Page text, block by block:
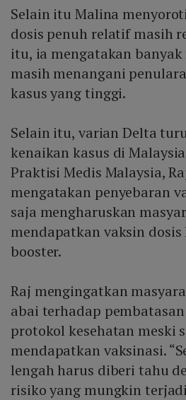
Selain itu Malina
dosis penuh relatif masih
itu, ia mengatakan
masih menangani
kasus yang tinggi.
Selain itu, varian Delta
kenaikan kasus di
Praktisi Medis Malaysia,
mengatakan penyebaran
saja mengharuskan
mendapatkan vaksin
booster.
Raj mengingatkan
abai terhadap
protokol kesehatan meski
mendapatkan vaksinasi.
lengah harus diberi tahu
risiko yang mungkin